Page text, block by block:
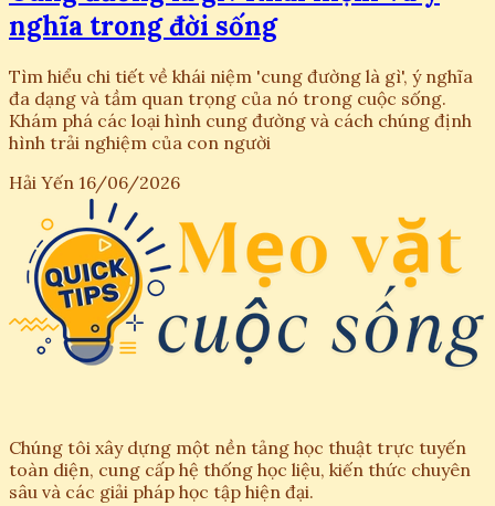
nghĩa trong đời sống
Tìm hiểu chi tiết về khái niệm 'cung đường là gì', ý nghĩa
đa dạng và tầm quan trọng của nó trong cuộc sống.
Khám phá các loại hình cung đường và cách chúng định
hình trải nghiệm của con người
Hải Yến 16/06/2026
Chúng tôi xây dựng một nền tảng học thuật trực tuyến
toàn diện, cung cấp hệ thống học liệu, kiến thức chuyên
sâu và các giải pháp học tập hiện đại.